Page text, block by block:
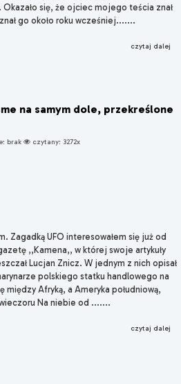
się, że ojciec mojego teścia znał
go około roku wcześniej.......
czytaj dalej
na samym dole, przekreślone
brak czytany: 3272x
Zagadką UFO interesowałem się już od
,,Kamena,, w której swoje artykuły
Lucjan Znicz. W jednym z nich opisał
polskiego statku handlowego na
między Afryką, a Ameryka południową,
Na niebie od .......
czytaj dalej